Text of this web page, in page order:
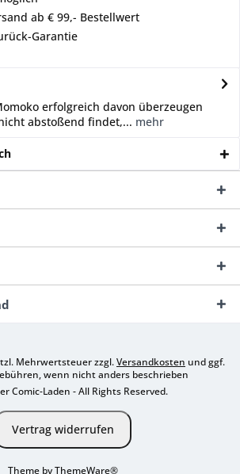
ab € 99,- Bestellwert
Garantie
erfolgreich davon überzeugen
abstoßend findet,... mehr
Mehrwertsteuer zzgl.Versandkosten und ggf.
wenn nicht anders beschrieben
Comic-Laden - All Rights Reserved.
Vertrag widerrufen
Theme byThemeWare®